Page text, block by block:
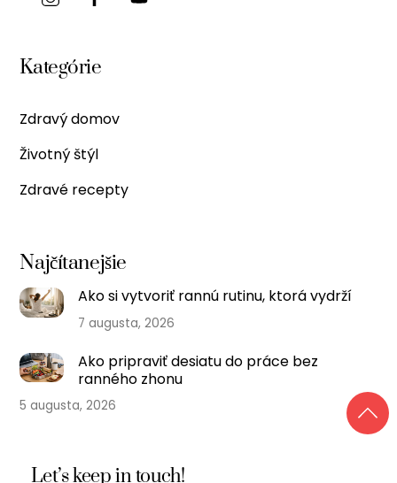
Kategórie
Zdravý domov
Životný štýl
Zdravé recepty
Najčítanejšie
Ako si vytvoriť rannú rutinu, ktorá vydrží
7 augusta, 2026
Ako pripraviť desiatu do práce bez
ranného zhonu
5 augusta, 2026
Let’s keep in touch!